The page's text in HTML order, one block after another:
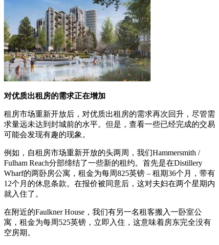
对优质出租房的需求正在增加
租房市场重新开放后，对优质出租房的需求再次回升，尽管需
求量远未达到封城前的水平。但是，查看一些已经完成的交易
可能会发现有趣的现象。
例如，自租房市场重新开放的头两周，我们Hammersmith /
Fulham Reach分部缔结了一些新的租约。首先是在Distillery
Wharf的两卧房公寓，租金为每周825英镑 – 租期36个月，带有
12个月的休息条款。在报价被同意后，这对夫妇在两个星期内
就入住了。
在附近的Faulkner House，我们有另一名租客搬入一卧室公
寓，租金为每周525英镑，立即入住，这意味着房东完全没有
空房期。